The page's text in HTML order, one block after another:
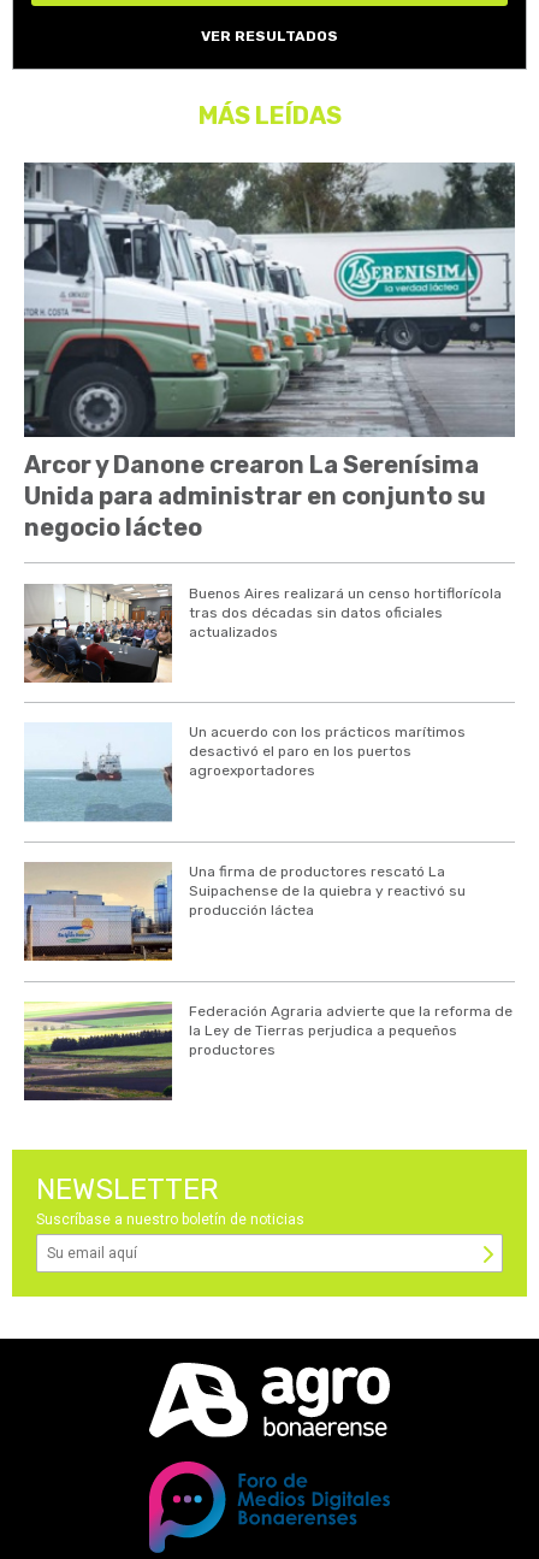
VER RESULTADOS
MÁS LEÍDAS
Arcor y Danone crearon La Serenísima
Unida para administrar en conjunto su
negocio lácteo
Buenos Aires realizará un censo hortiflorícola
tras dos décadas sin datos oficiales
actualizados
Un acuerdo con los prácticos marítimos
desactivó el paro en los puertos
agroexportadores
Una firma de productores rescató La
Suipachense de la quiebra y reactivó su
producción láctea
Federación Agraria advierte que la reforma de
la Ley de Tierras perjudica a pequeños
productores
NEWSLETTER
Suscríbase a nuestro boletín de noticias